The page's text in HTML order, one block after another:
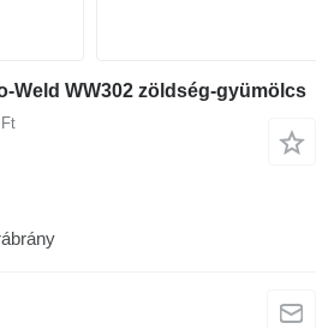
Weld WW302 zöldség-gyümölcs